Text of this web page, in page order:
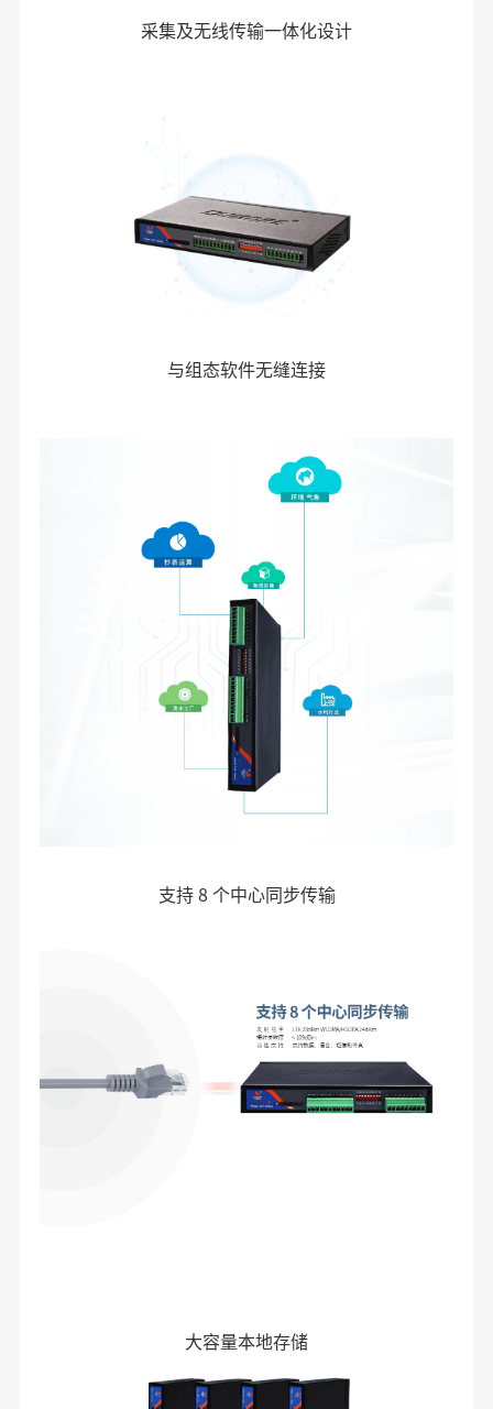
采集及无线传输一体化设计
与组态软件无缝连接
支持 8 个中心同步传输
大容量本地存储